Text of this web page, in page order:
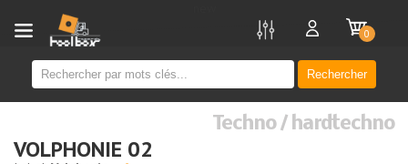
Rechercher
0
Techno / hardtechno
VOLPHONIE 02